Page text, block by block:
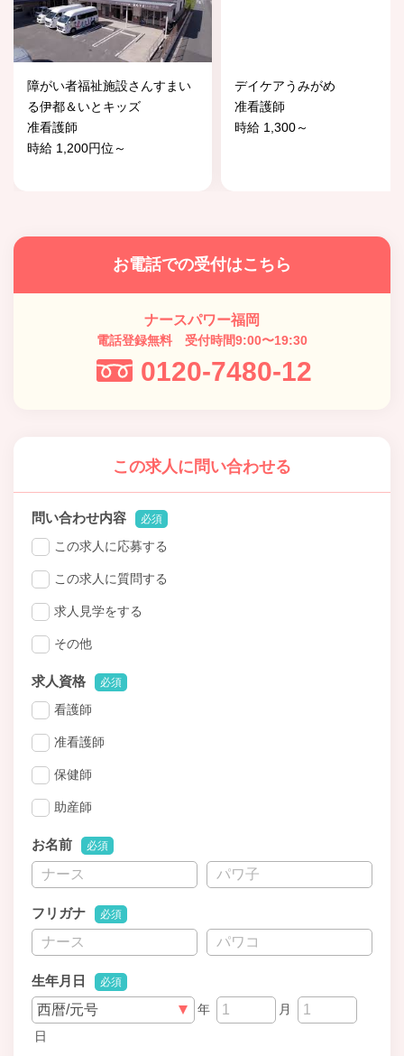
障がい者福祉施設さんすまい
る伊都＆いとキッズ
准看護師
時給 1,200円位～
デイケアうみがめ
准看護師
時給 1,300～
お電話での受付はこちら
ナースパワー福岡
電話登録無料 受付時間9:00〜19:30
0120-7480-12
この求人に問い合わせる
問い合わせ内容 必須
この求人に応募する
この求人に質問する
求人見学をする
その他
求人資格 必須
看護師
准看護師
保健師
助産師
お名前 必須
フリガナ 必須
生年月日 必須
年
月
日